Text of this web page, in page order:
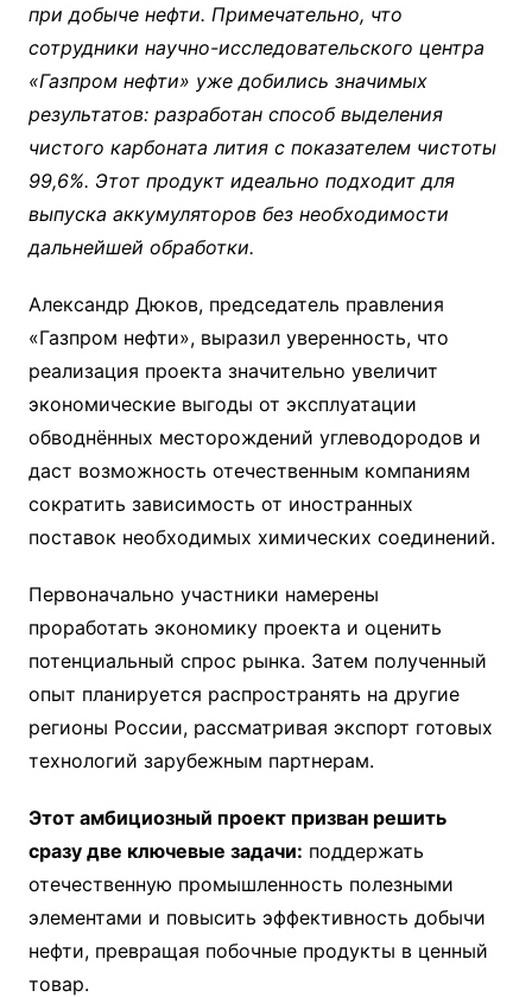
при добыче нефти. Примечательно, что
сотрудники научно-исследовательского центра
«Газпром нефти» уже добились значимых
результатов: разработан способ выделения
чистого карбоната лития с показателем чистоты
99,6%. Этот продукт идеально подходит для
выпуска аккумуляторов без необходимости
дальнейшей обработки.
Александр Дюков, председатель правления
«Газпром нефти», выразил уверенность, что
реализация проекта значительно увеличит
экономические выгоды от эксплуатации
обводнённых месторождений углеводородов и
даст возможность отечественным компаниям
сократить зависимость от иностранных
поставок необходимых химических соединений.
Первоначально участники намерены
проработать экономику проекта и оценить
потенциальный спрос рынка. Затем полученный
опыт планируется распространять на другие
регионы России, рассматривая экспорт готовых
технологий зарубежным партнерам.
Этот амбициозный проект призван решить
сразу две ключевые задачи: поддержать
отечественную промышленность полезными
элементами и повысить эффективность добычи
нефти, превращая побочные продукты в ценный
товар.